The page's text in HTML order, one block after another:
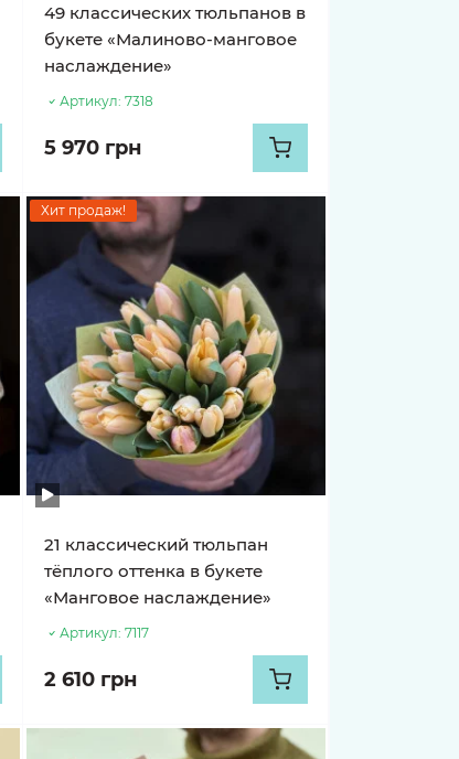
49 классических тюльпанов в
букете «Малиново-манговое
наслаждение»
Артикул: 7318
5 970 грн
Хит продаж!
21 классический тюльпан
тёплого оттенка в букете
«Манговое наслаждение»
Артикул: 7117
2 610 грн